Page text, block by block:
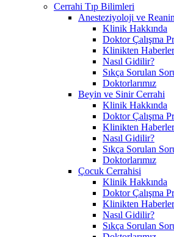
Cerrahi Tıp Bilimleri
Anesteziyoloji ve
Klinik Hakkında
Doktor Çalışma
Klinikten Haberler
Nasıl Gidilir?
Sıkça Sorulan
Doktorlarımız
Beyin ve Sinir Cerrahi
Klinik Hakkında
Doktor Çalışma
Klinikten Haberler
Nasıl Gidilir?
Sıkça Sorulan
Doktorlarımız
Çocuk Cerrahisi
Klinik Hakkında
Doktor Çalışma
Klinikten Haberler
Nasıl Gidilir?
Sıkça Sorulan